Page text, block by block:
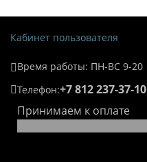
Кабинет пользователя
Время работы: ПН-ВС 9-20
Телефон:+7 812 237-37-10
Принимаем к оплате